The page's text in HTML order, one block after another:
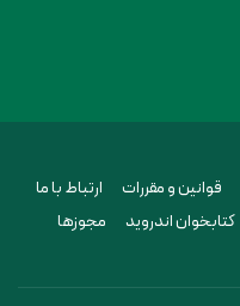
قوانین و مقررات
ارتباط با ما
کتابخوان اندروید مجوزها